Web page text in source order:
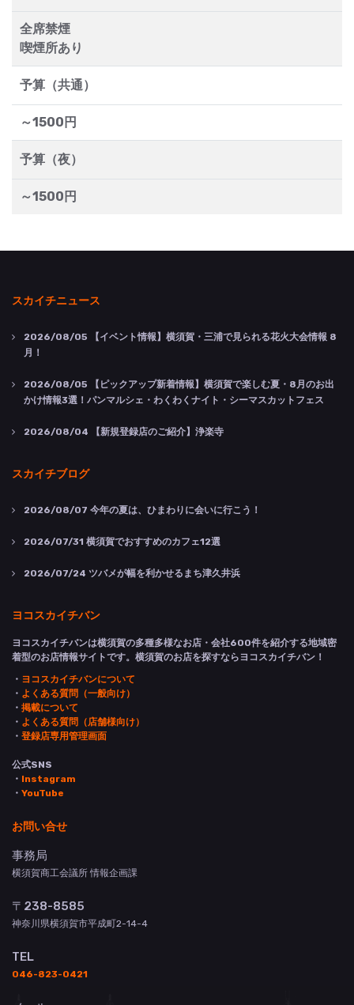
全席禁煙
喫煙所あり
予算（共通）
～1500円
予算（夜）
～1500円
スカイチニュース
2026/08/05 【イベント情報】横須賀・三浦で見られる花火大会情報 8
月！
2026/08/05 【ピックアップ新着情報】横須賀で楽しむ夏・8月のお出
かけ情報3選！パンマルシェ・わくわくナイト・シーマスカットフェス
2026/08/04 【新規登録店のご紹介】浄楽寺
スカイチブログ
2026/08/07 今年の夏は、ひまわりに会いに行こう！
2026/07/31 横須賀でおすすめのカフェ12選
2026/07/24 ツバメが幅を利かせるまち津久井浜
ヨコスカイチバン
ヨコスカイチバンは横須賀の多種多様なお店・会社600件を紹介する地域密
着型のお店情報サイトです。横須賀のお店を探すならヨコスカイチバン！
・ ヨコスカイチバンについて
・ よくある質問（一般向け）
・ 掲載について
・ よくある質問（店舗様向け）
・ 登録店専用管理画面
公式SNS
・ Instagram
・ YouTube
お問い合せ
事務局
横須賀商工会議所 情報企画課
〒238-8585
神奈川県横須賀市平成町2-14-4
TEL
046-823-0421